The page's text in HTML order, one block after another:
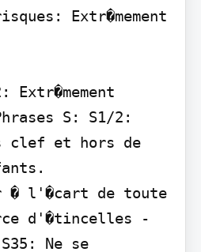
Extr�mement
Extr�mement
S: S1/2:
clef et hors de
� l'�cart de toute
d'�tincelles -
Ne se